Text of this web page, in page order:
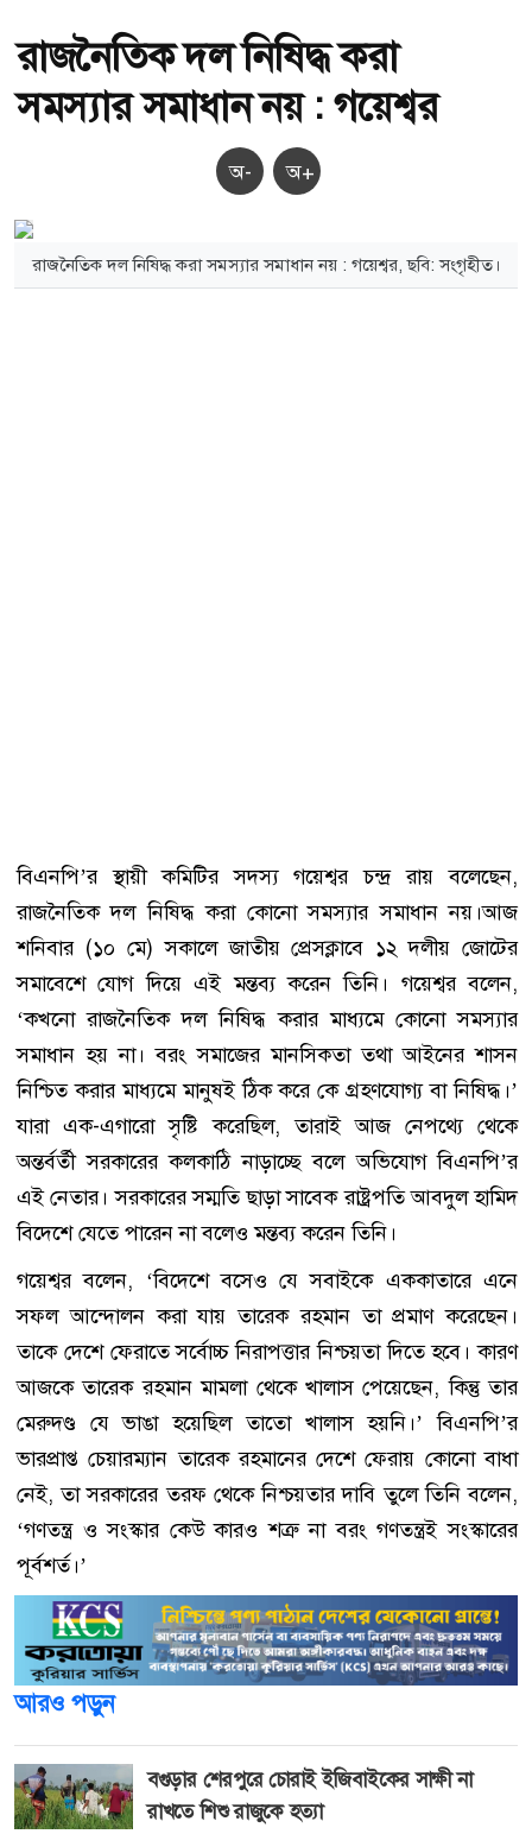
রাজনৈতিক দল নিষিদ্ধ করা
সমস্যার সমাধান নয় : গয়েশ্বর
অ- অ+
রাজনৈতিক দল নিষিদ্ধ করা সমস্যার সমাধান নয় : গয়েশ্বর, ছবি: সংগৃহীত।
বিএনপি’র স্থায়ী কমিটির সদস্য গয়েশ্বর চন্দ্র রায় বলেছেন,
রাজনৈতিক দল নিষিদ্ধ করা কোনো সমস্যার সমাধান নয়।আজ
শনিবার (১০ মে) সকালে জাতীয় প্রেসক্লাবে ১২ দলীয় জোটের
সমাবেশে যোগ দিয়ে এই মন্তব্য করেন তিনি। গয়েশ্বর বলেন,
‘কখনো রাজনৈতিক দল নিষিদ্ধ করার মাধ্যমে কোনো সমস্যার
সমাধান হয় না। বরং সমাজের মানসিকতা তথা আইনের শাসন
নিশ্চিত করার মাধ্যমে মানুষই ঠিক করে কে গ্রহণযোগ্য বা নিষিদ্ধ।’
যারা এক-এগারো সৃষ্টি করেছিল, তারাই আজ নেপথ্যে থেকে
অন্তর্বর্তী সরকারের কলকাঠি নাড়াচ্ছে বলে অভিযোগ বিএনপি’র
এই নেতার। সরকারের সম্মতি ছাড়া সাবেক রাষ্ট্রপতি আবদুল হামিদ
বিদেশে যেতে পারেন না বলেও মন্তব্য করেন তিনি।
গয়েশ্বর বলেন, ‘বিদেশে বসেও যে সবাইকে এককাতারে এনে
সফল আন্দোলন করা যায় তারেক রহমান তা প্রমাণ করেছেন।
তাকে দেশে ফেরাতে সর্বোচ্চ নিরাপত্তার নিশ্চয়তা দিতে হবে। কারণ
আজকে তারেক রহমান মামলা থেকে খালাস পেয়েছেন, কিন্তু তার
মেরুদণ্ড যে ভাঙা হয়েছিল তাতো খালাস হয়নি।’ বিএনপি’র
ভারপ্রাপ্ত চেয়ারম্যান তারেক রহমানের দেশে ফেরায় কোনো বাধা
নেই, তা সরকারের তরফ থেকে নিশ্চয়তার দাবি তুলে তিনি বলেন,
‘গণতন্ত্র ও সংস্কার কেউ কারও শত্রু না বরং গণতন্ত্রই সংস্কারের
পূর্বশর্ত।’
আরও পড়ুন
বগুড়ার শেরপুরে চোরাই ইজিবাইকের সাক্ষী না
রাখতে শিশু রাজুকে হত্যা